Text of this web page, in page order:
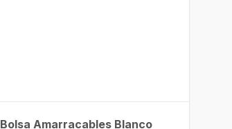
Bolsa Amarracables Blanco